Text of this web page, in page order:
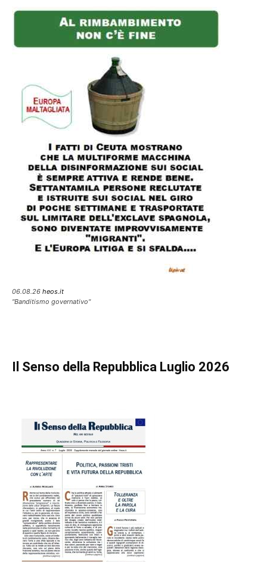
06.08.26 heos.it
"Banditismo governativo"
Il Senso della Repubblica Luglio 2026